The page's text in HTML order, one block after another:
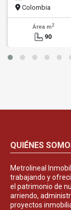
Colombia
Área m2
90
QUIÉNES
Metrolineal
trabajando y
el patrimonio de
arriendo,
proyectos